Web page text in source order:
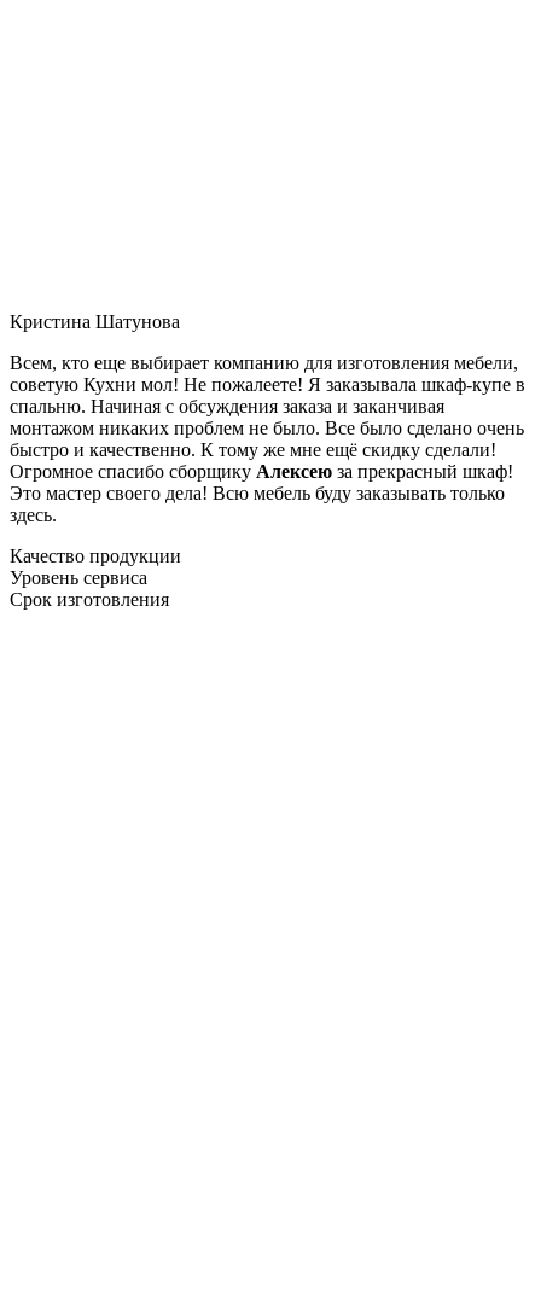
Кристина Шатунова
Всем, кто еще выбирает компанию для изготовления мебели,
советую Кухни мол! Не пожалеете! Я заказывала шкаф-купе в
спальню. Начиная с обсуждения заказа и заканчивая
монтажом никаких проблем не было. Все было сделано очень
быстро и качественно. К тому же мне ещё скидку сделали!
Огромное спасибо сборщику Алексею за прекрасный шкаф!
Это мастер своего дела! Всю мебель буду заказывать только
здесь.
Качество продукции
Уровень сервиса
Срок изготовления